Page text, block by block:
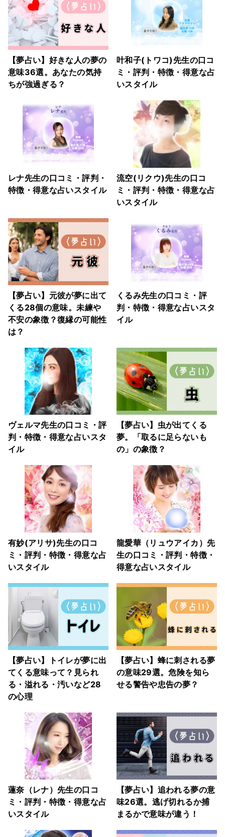
【夢占い】好きな人の夢の
意味36選。あなたの気持
ちが強過ぎる？
叶和子(トワコ)先生の口コ
ミ・評判・特徴・得意な占
いスタイル
レナ先生の口コミ・評判・
特徴・得意な占いスタイル
流空(リクウ)先生の口コ
ミ・評判・特徴・得意な占
いスタイル
【夢占い】元彼が夢に出て
くる28個の意味。未練や
不安の象徴？復縁の可能性
は？
くるみ先生の口コミ・評
判・特徴・得意な占いスタ
イル
ヴェルマ先生の口コミ・評
判・特徴・得意な占いスタ
イル
【夢占い】虫が出てくる
夢。「取るに足らないも
の」の象徴？
有妙(アリサ)先生の口コ
ミ・評判・特徴・得意な占
いスタイル
龍愛華（リュウアイカ）先
生の口コミ・評判・特徴・
得意な占いスタイル
【夢占い】トイレが夢に出
てくる意味って？見られ
る・溢れる・汚いなど28
の心理
【夢占い】蜂に刺される夢
の意味29選。危険を知ら
せる警告や忠告の夢？
蓮奈（レナ）先生の口コ
ミ・評判・特徴・得意な占
いスタイル
【夢占い】追われる夢の意
味26選。逃げ切れるか捕
まるかで意味が違う！